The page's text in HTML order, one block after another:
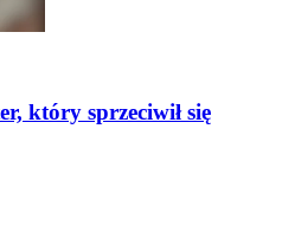
który sprzeciwił się